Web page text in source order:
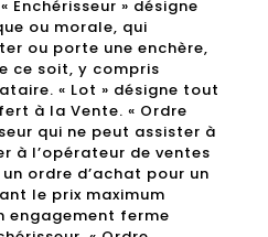
» désigne
ou morale, qui
ou porte une enchère,
ce soit, y compris
« Lot » désigne tout
à la Vente. « Ordre
qui ne peut assister à
à l’opérateur de ventes
ordre d’achat pour un
le prix maximum
engagement ferme